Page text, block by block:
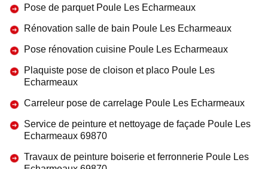
Pose de parquet Poule Les Echarmeaux
Rénovation salle de bain Poule Les Echarmeaux
Pose rénovation cuisine Poule Les Echarmeaux
Plaquiste pose de cloison et placo Poule Les
Echarmeaux
Carreleur pose de carrelage Poule Les Echarmeaux
Service de peinture et nettoyage de façade Poule Les
Echarmeaux 69870
Travaux de peinture boiserie et ferronnerie Poule Les